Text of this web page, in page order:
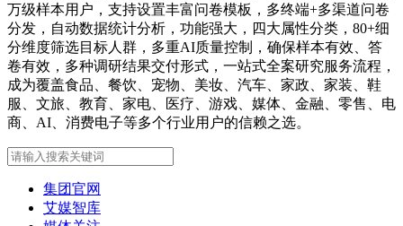
万级样本用户，支持设置丰富问卷模板，多终端+多渠道问卷
分发，自动数据统计分析，功能强大，四大属性分类，80+细
分维度筛选目标人群，多重AI质量控制，确保样本有效、答
卷有效，多种调研结果交付形式，一站式全案研究服务流程，
成为覆盖食品、餐饮、宠物、美妆、汽车、家政、家装、鞋
服、文旅、教育、家电、医疗、游戏、媒体、金融、零售、电
商、AI、消费电子等多个行业用户的信赖之选。
集团官网
艾媒智库